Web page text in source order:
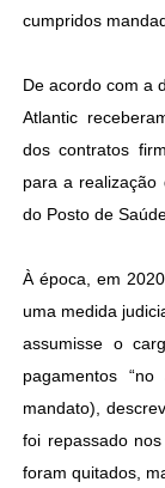
cumpridos
De acordo com a
Atlantic
dos contratos
para a
do Posto de
À época, em
uma medida
assumisse o
pagamentos
mandato),
foi repassado
foram quitados,